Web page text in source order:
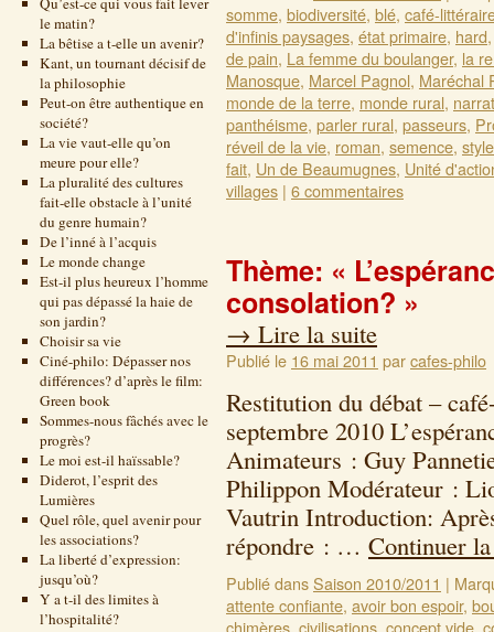
le matin?
La bêtise a t-elle un avenir?
Kant, un tournant décisif de
la philosophie
Peut-on être authentique en
société?
La vie vaut-elle qu’on
meure pour elle?
La pluralité des cultures
fait-elle obstacle à l’unité
du genre humain?
De l’inné à l’acquis
Le monde change
Est-il plus heureux l’homme
qui pas dépassé la haie de
son jardin?
Choisir sa vie
Ciné-philo: Dépasser nos
différences? d’après le film:
Green book
Sommes-nous fâchés avec le
progrès?
Le moi est-il haïssable?
Diderot, l’esprit des
Lumières
Quel rôle, quel avenir pour
les associations?
La liberté d’expression:
jusqu’où?
Y a t-il des limites à
l’hospitalité?
somme, biodiversité, blé, café-
d'infinis paysages, état primaire, hard
de pain, La femme du boulanger, la
Manosque, Marcel Pagnol, Maréchal
monde de la terre, monde rural,
panthéisme, parler rural, passeurs,
réveil de la vie, roman, semence, style
fait, Un de Beaumugnes, Unité
villages | 6 commentaires
Thème: «
consolation? »
→ Lire la suite
Publié le 16 mai 2011 parcafes-philo
Restitution du débat –
septembre 2010
Animateurs : Guy
Philippon Modérateur :
Vautrin Introduction:
répondre : … Continuer
Publié dansSaison 2010/2011 |
attente confiante, avoir bon espoir,
chimères, civilisations, concept vide,